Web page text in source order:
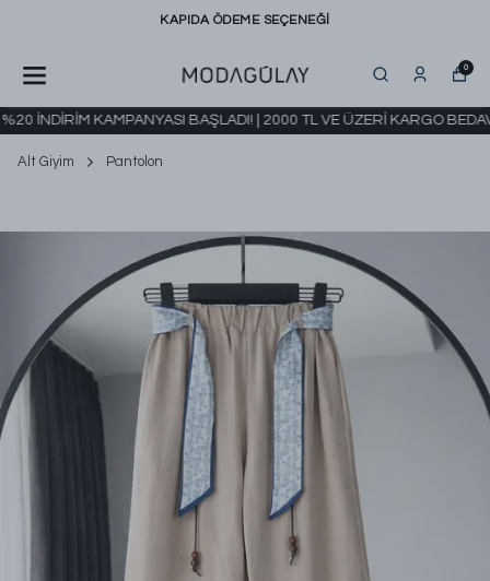
KAPIDA ÖDEME SEÇENEĞİ
0
İNDİRİM KAMPANYASI BAŞLADI! | 2000 TL VE ÜZERİ KARGO BEDAVA
Alt Giyim Pantolon